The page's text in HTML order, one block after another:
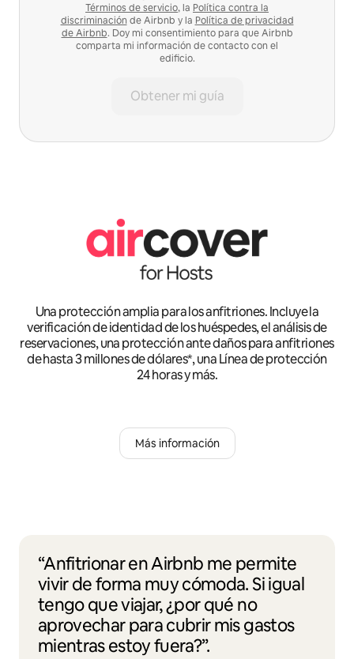
Términos de servicio, la Política contra la
discriminación de Airbnb y la Política de privacidad
de Airbnb. Doy mi consentimiento para que Airbnb
comparta mi información de contacto con el
edificio.
Obtener mi guía
Una protección amplia para los anfitriones. Incluye la
verificación de identidad de los huéspedes, el análisis de
reservaciones, una protección ante daños para anfitriones
de hasta 3 millones de dólares*, una Línea de protección
24 horas y más.
Más información
“Anfitrionar en Airbnb me permite
vivir de forma muy cómoda. Si igual
tengo que viajar, ¿por qué no
aprovechar para cubrir mis gastos
mientras estoy fuera?”.